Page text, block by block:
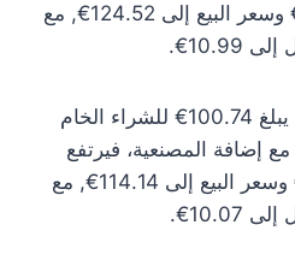
سعر الشراء إلى 120.89€ وسعر البيع إلى 124.52€, مع
سعر الذهب عيار 22 اليوم يبلغ 100.74€ للشراء الخام
أما مع إضافة المصنعية، فيرتفع
سعر الشراء إلى 110.82€ وسعر البيع إلى 114.14€, مع